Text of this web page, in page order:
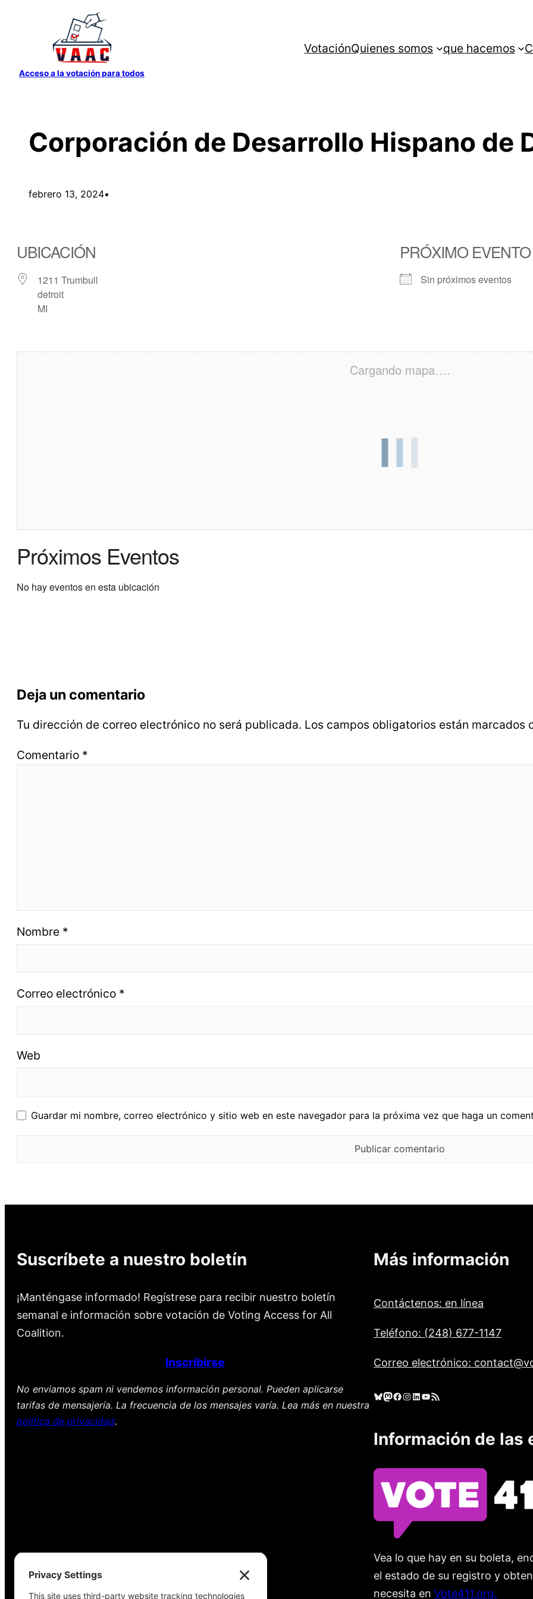
contenido
Acceso a la votación para todos
VotaciónQuienes somos que hacemos
Corporación de Desarrollo Hispano de
febrero 13, 2024•
UBICACIÓN
1211 Trumbull
detroit
MI
PRÓXIMO EVENTO
Sin próximos eventos
Cargando mapa….
Próximos Eventos
No hay eventos en esta ubicación
Deja un comentario
Tu dirección de correo electrónico no será publicada. Los campos obligatorios están marcados
Comentario *
Nombre *
Correo electrónico *
Web
Guardar mi nombre, correo electrónico y sitio web en este navegador para la próxima vez que haga un
Suscríbete a nuestro boletín
¡Manténgase informado! Regístrese para recibir nuestro boletín
semanal e información sobre votación de Voting Access for All
Coalition.
Inscribirse
No enviamos spam ni vendemos información personal. Pueden aplicarse
tarifas de mensajería. La frecuencia de los mensajes varía. Lea más en nuestra
política de privacidad.
Más información
Contáctenos: en línea
Teléfono: (248) 677-1147
Correo electrónico:
Cielo azul Mastodonte Facebook Instagram LinkedIn YouTube Feed RSS
Información de las
Vea lo que hay en su boleta,
el estado de su registro y
necesita en Vote411.org.